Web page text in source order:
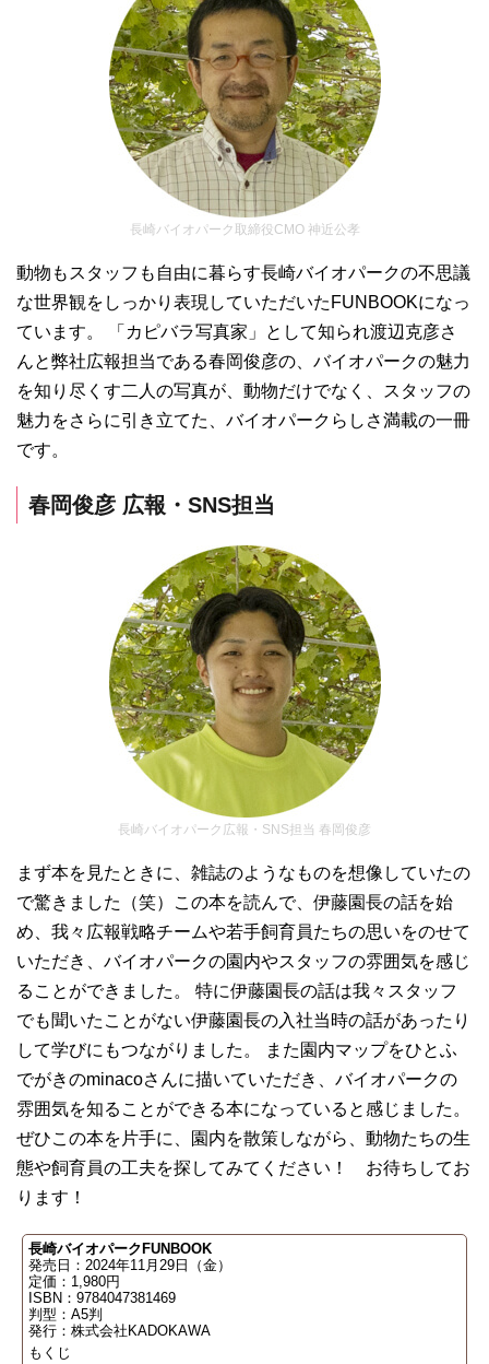
長崎バイオパーク取締役CMO 神近公孝
動物もスタッフも自由に暮らす長崎バイオパークの不思議
な世界観をしっかり表現していただいたFUNBOOKになっ
ています。 「カピバラ写真家」として知られ渡辺克彦さ
んと弊社広報担当である春岡俊彦の、バイオパークの魅力
を知り尽くす二人の写真が、動物だけでなく、スタッフの
魅力をさらに引き立てた、バイオパークらしさ満載の一冊
です。
春岡俊彦 広報・SNS担当
長崎バイオパーク広報・SNS担当 春岡俊彦
まず本を見たときに、雑誌のようなものを想像していたの
で驚きました（笑）この本を読んで、伊藤園長の話を始
め、我々広報戦略チームや若手飼育員たちの思いをのせて
いただき、バイオパークの園内やスタッフの雰囲気を感じ
ることができました。 特に伊藤園長の話は我々スタッフ
でも聞いたことがない伊藤園長の入社当時の話があったり
して学びにもつながりました。 また園内マップをひとふ
でがきのminacoさんに描いていただき、バイオパークの
雰囲気を知ることができる本になっていると感じました。
ぜひこの本を片手に、園内を散策しながら、動物たちの生
態や飼育員の工夫を探してみてください！ お待ちしてお
ります！
長崎バイオパークFUNBOOK
発売日：2024年11月29日（金）
定価：1,980円
ISBN：9784047381469
判型：A5判
発行：株式会社KADOKAWA
もくじ